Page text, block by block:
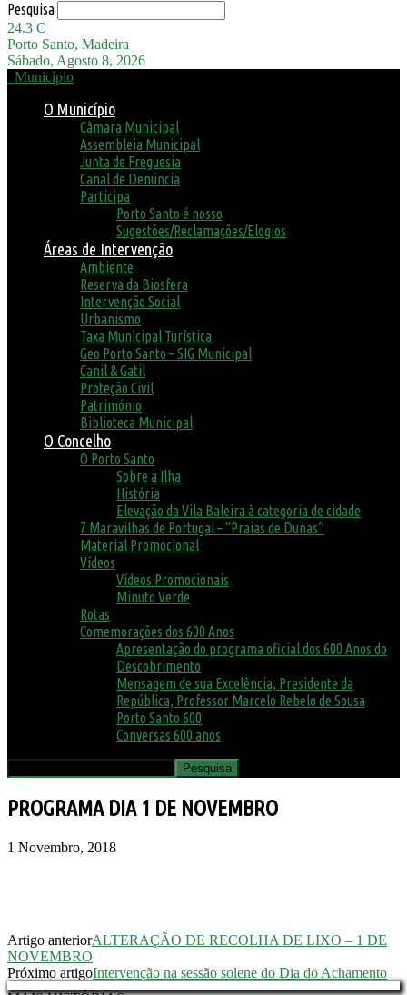
Pesquisa
24.3 C
Porto Santo, Madeira
Sábado, Agosto 8, 2026
Município
O Município
Câmara Municipal
Assembleia Municipal
Junta de Freguesia
Canal de Denúncia
Participa
Porto Santo é nosso
Sugestões/Reclamações/Elogios
Áreas de Intervenção
Ambiente
Reserva da Biosfera
Intervenção Social
Urbanismo
Taxa Municipal Turística
Geo Porto Santo – SIG Municipal
Canil & Gatil
Proteção Civil
Património
Biblioteca Municipal
O Concelho
O Porto Santo
Sobre a Ilha
História
Elevação da Vila Baleira à categoria de cidade
7 Maravilhas de Portugal – “Praias de Dunas”
Material Promocional
Vídeos
Vídeos Promocionais
Minuto Verde
Rotas
Comemorações dos 600 Anos
Apresentação do programa oficial dos 600 Anos do
Descobrimento
Mensagem de sua Excelência, Presidente da
República, Professor Marcelo Rebelo de Sousa
Porto Santo 600
Conversas 600 anos
PROGRAMA DIA 1 DE NOVEMBRO
1 Novembro, 2018
Artigo anteriorALTERAÇÃO DE RECOLHA DE LIXO – 1 DE
NOVEMBRO
Próximo artigoIntervenção na sessão solene do Dia do Achamento